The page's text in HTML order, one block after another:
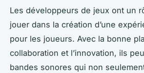
Les développeurs de jeux ont un
jouer dans la création d’une
pour les joueurs. Avec la bonne
collaboration et l’innovation, ils
bandes sonores qui non